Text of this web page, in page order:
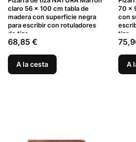
claro 56 x 100 cm tabla de
madera con superficie negra
para escribir con rotuladores
de tiza
Precio
68,85 €
A la cesta
70 x
con
tiza
A